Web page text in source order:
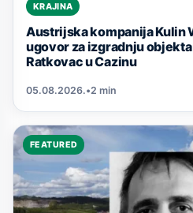
KRAJINA
Austrijska kompanija Kulin
ugovor za izgradnju
Ratkovac u Cazinu
05.08.2026.•2 min
FEATURED